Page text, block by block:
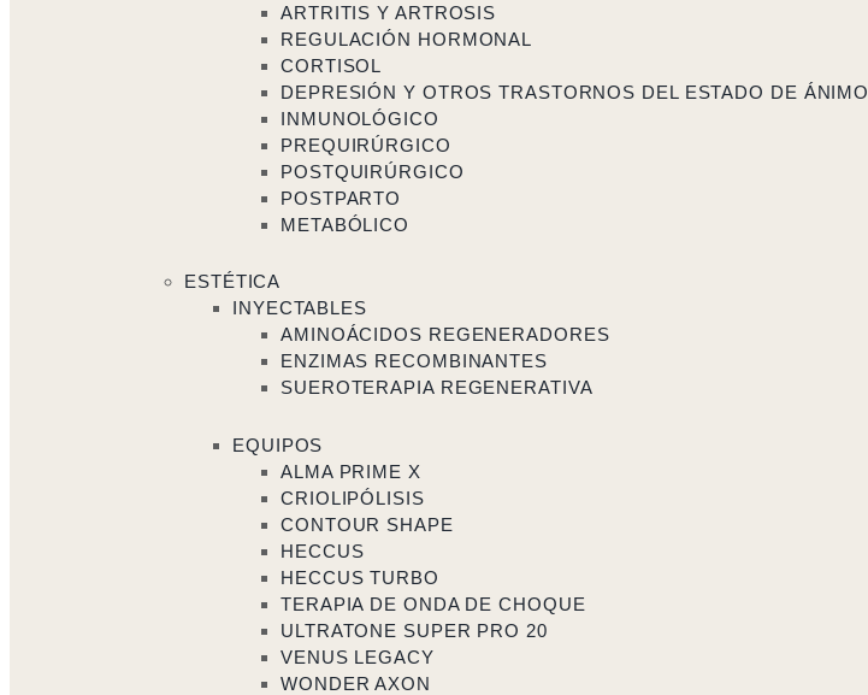
ARTRITIS Y ARTROSIS
REGULACIÓN HORMONAL
CORTISOL
DEPRESIÓN Y OTROS TRASTORNOS DEL ESTADO DE ÁNIMO
INMUNOLÓGICO
PREQUIRÚRGICO
POSTQUIRÚRGICO
POSTPARTO
METABÓLICO
ESTÉTICA
INYECTABLES
AMINOÁCIDOS REGENERADORES
ENZIMAS RECOMBINANTES
SUEROTERAPIA REGENERATIVA
EQUIPOS
ALMA PRIME X
CRIOLIPÓLISIS
CONTOUR SHAPE
HECCUS
HECCUS TURBO
TERAPIA DE ONDA DE CHOQUE
ULTRATONE SUPER PRO 20
VENUS LEGACY
WONDER AXON